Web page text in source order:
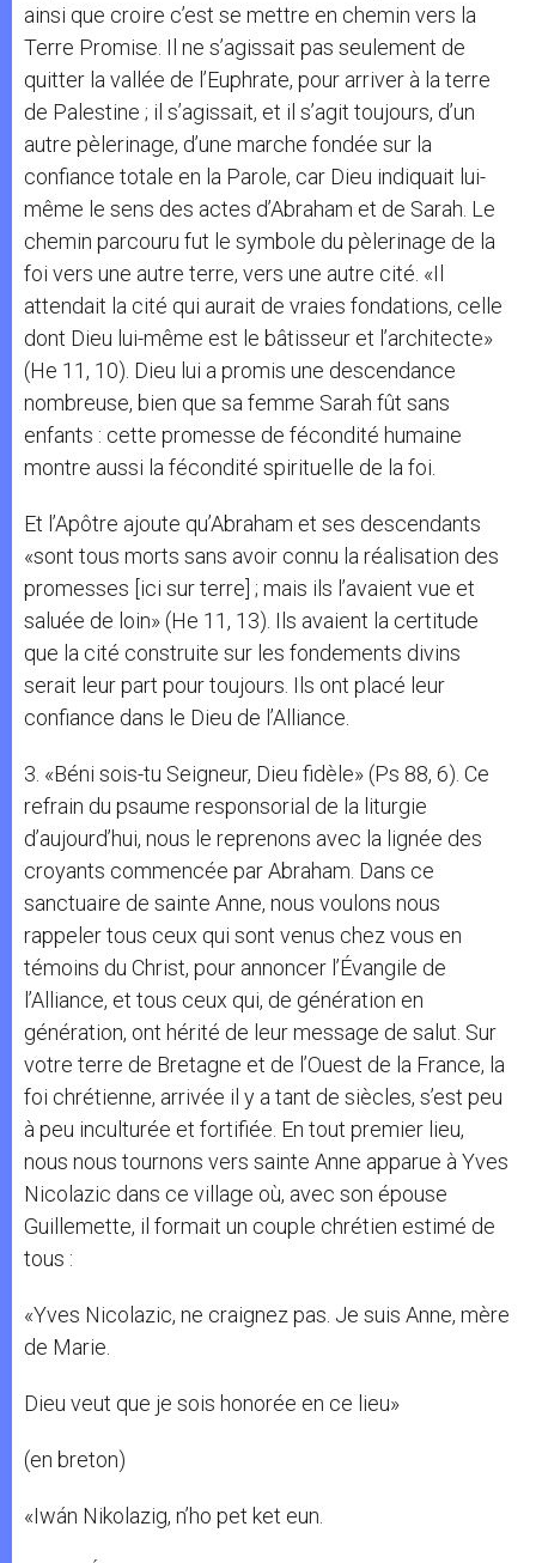
ainsi que croire c’est se mettre en chemin vers la
Terre Promise. Il ne s’agissait pas seulement de
quitter la vallée de l’Euphrate, pour arriver à la terre
de Palestine ; il s’agissait, et il s’agit toujours, d’un
autre pèlerinage, d’une marche fondée sur la
confiance totale en la Parole, car Dieu indiquait lui-
même le sens des actes d’Abraham et de Sarah. Le
chemin parcouru fut le symbole du pèlerinage de la
foi vers une autre terre, vers une autre cité. «Il
attendait la cité qui aurait de vraies fondations, celle
dont Dieu lui-même est le bâtisseur et l’architecte»
(He 11, 10). Dieu lui a promis une descendance
nombreuse, bien que sa femme Sarah fût sans
enfants : cette promesse de fécondité humaine
montre aussi la fécondité spirituelle de la foi.
Et l’Apôtre ajoute qu’Abraham et ses descendants
«sont tous morts sans avoir connu la réalisation des
promesses [ici sur terre] ; mais ils l’avaient vue et
saluée de loin» (He 11, 13). Ils avaient la certitude
que la cité construite sur les fondements divins
serait leur part pour toujours. Ils ont placé leur
confiance dans le Dieu de l’Alliance.
3. «Béni sois-tu Seigneur, Dieu fidèle» (Ps 88, 6). Ce
refrain du psaume responsorial de la liturgie
d’aujourd’hui, nous le reprenons avec la lignée des
croyants commencée par Abraham. Dans ce
sanctuaire de sainte Anne, nous voulons nous
rappeler tous ceux qui sont venus chez vous en
témoins du Christ, pour annoncer l’Évangile de
l’Alliance, et tous ceux qui, de génération en
génération, ont hérité de leur message de salut. Sur
votre terre de Bretagne et de l’Ouest de la France, la
foi chrétienne, arrivée il y a tant de siècles, s’est peu
à peu inculturée et fortifiée. En tout premier lieu,
nous nous tournons vers sainte Anne apparue à Yves
Nicolazic dans ce village où, avec son épouse
Guillemette, il formait un couple chrétien estimé de
tous :
«Yves Nicolazic, ne craignez pas. Je suis Anne, mère
de Marie.
Dieu veut que je sois honorée en ce lieu»
(en breton)
«Iwán Nikolazig, n’ho pet ket eun.